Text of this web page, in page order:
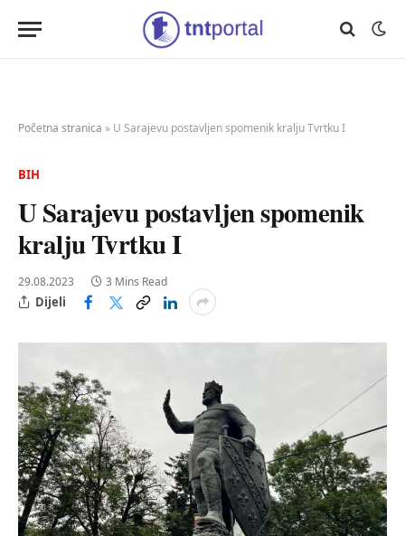
Početna stranica » U Sarajevu postavljen spomenik kralju Tvrtku I
BIH
U Sarajevu postavljen spomenik
kralju Tvrtku I
29.08.2023 3 Mins Read
Dijeli